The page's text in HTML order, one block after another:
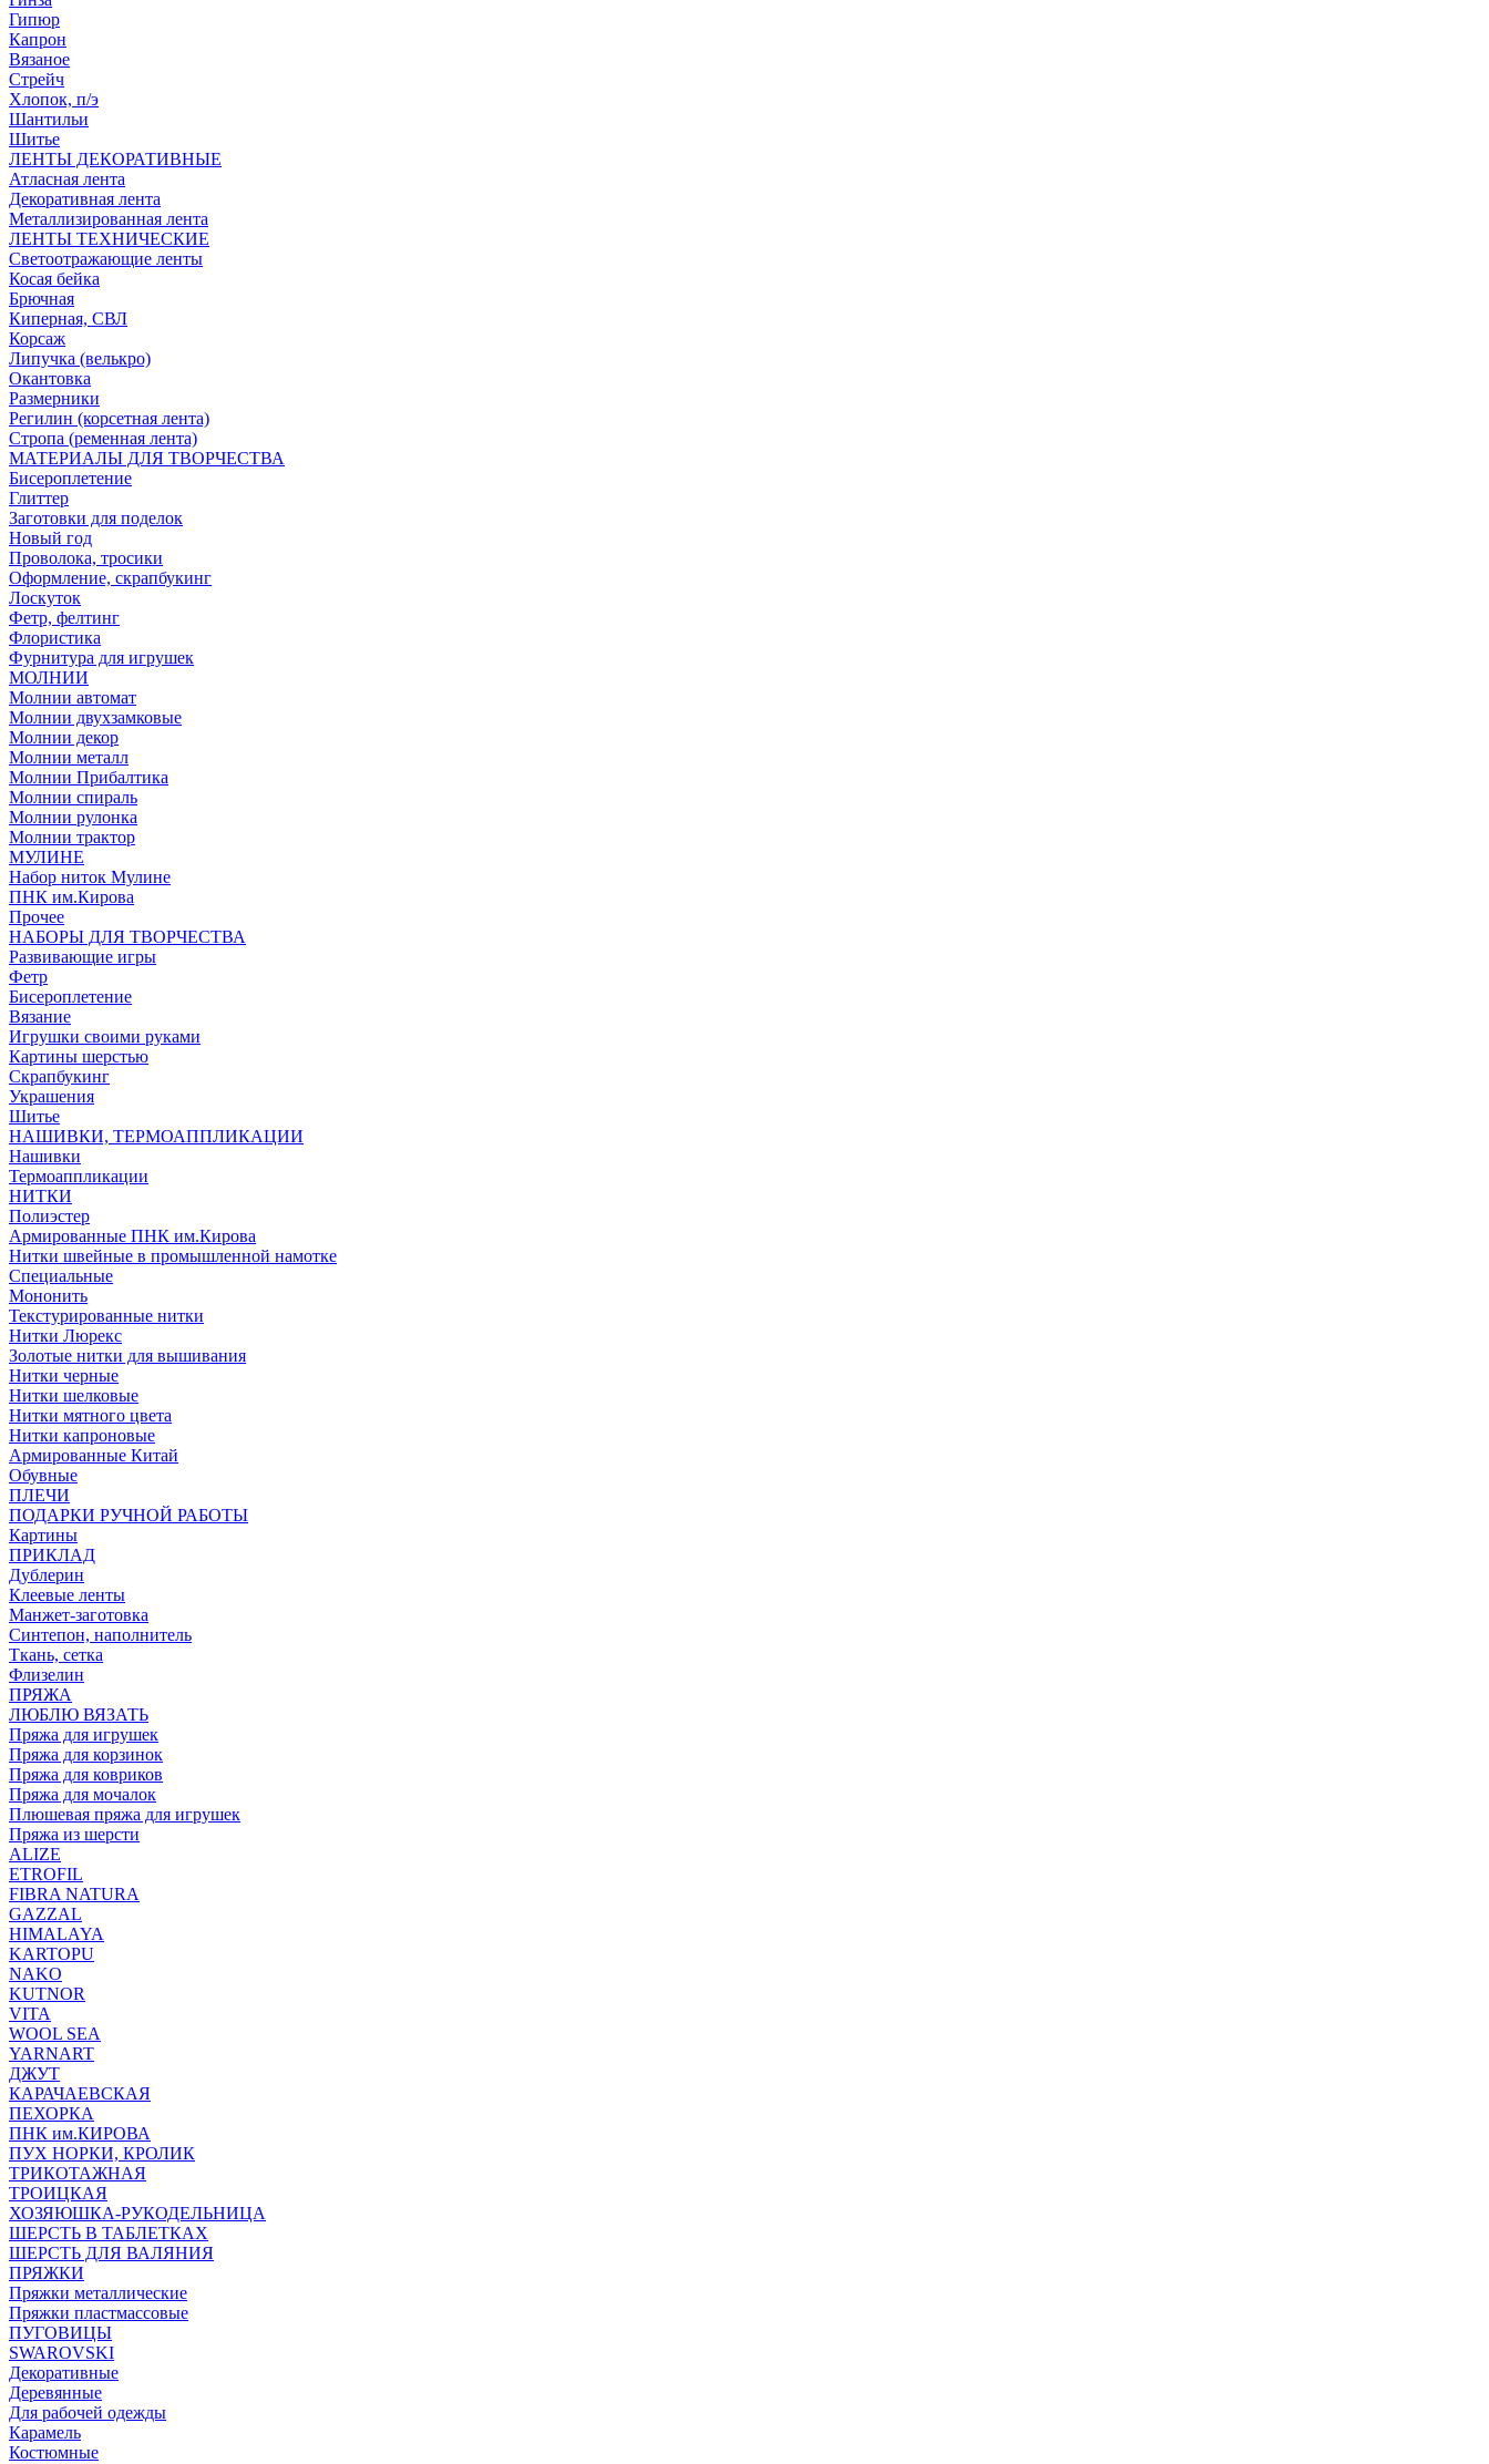
Гипюр
Капрон
Вязаное
Стрейч
Хлопок, п/э
Шантильи
Шитье
ЛЕНТЫ ДЕКОРАТИВНЫЕ
Атласная лента
Декоративная лента
Металлизированная лента
ЛЕНТЫ ТЕХНИЧЕСКИЕ
Светоотражающие ленты
Косая бейка
Брючная
Киперная, СВЛ
Корсаж
Липучка (велькро)
Окантовка
Размерники
Регилин (корсетная лента)
Стропа (ременная лента)
МАТЕРИАЛЫ ДЛЯ ТВОРЧЕСТВА
Бисероплетение
Глиттер
Заготовки для поделок
Новый год
Проволока, тросики
Оформление, скрапбукинг
Лоскуток
Фетр, фелтинг
Флористика
Фурнитура для игрушек
МОЛНИИ
Молнии автомат
Молнии двухзамковые
Молнии декор
Молнии металл
Молнии Прибалтика
Молнии спираль
Молнии рулонка
Молнии трактор
МУЛИНЕ
Набор ниток Мулине
ПНК им.Кирова
Прочее
НАБОРЫ ДЛЯ ТВОРЧЕСТВА
Развивающие игры
Фетр
Бисероплетение
Вязание
Игрушки своими руками
Картины шерстью
Скрапбукинг
Украшения
Шитье
НАШИВКИ, ТЕРМОАППЛИКАЦИИ
Нашивки
Термоаппликации
НИТКИ
Полиэстер
Армированные ПНК им.Кирова
Нитки швейные в промышленной намотке
Специальные
Мононить
Текстурированные нитки
Нитки Люрекс
Золотые нитки для вышивания
Нитки черные
Нитки шелковые
Нитки мятного цвета
Нитки капроновые
Армированные Китай
Обувные
ПЛЕЧИ
ПОДАРКИ РУЧНОЙ РАБОТЫ
Картины
ПРИКЛАД
Дублерин
Клеевые ленты
Манжет-заготовка
Синтепон, наполнитель
Ткань, сетка
Флизелин
ПРЯЖА
ЛЮБЛЮ ВЯЗАТЬ
Пряжа для игрушек
Пряжа для корзинок
Пряжа для ковриков
Пряжа для мочалок
Плюшевая пряжа для игрушек
Пряжа из шерсти
ALIZE
ETROFIL
FIBRA NATURA
GAZZAL
HIMALAYA
KARTOPU
NAKO
KUTNOR
VITA
WOOL SEA
YARNART
ДЖУТ
КАРАЧАЕВСКАЯ
ПЕХОРКА
ПНК им.КИРОВА
ПУХ НОРКИ, КРОЛИК
ТРИКОТАЖНАЯ
ТРОИЦКАЯ
ХОЗЯЮШКА-РУКОДЕЛЬНИЦА
ШЕРСТЬ В ТАБЛЕТКАХ
ШЕРСТЬ ДЛЯ ВАЛЯНИЯ
ПРЯЖКИ
Пряжки металлические
Пряжки пластмассовые
ПУГОВИЦЫ
SWAROVSKI
Декоративные
Деревянные
Для рабочей одежды
Карамель
Костюмные